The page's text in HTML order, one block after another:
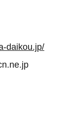
daikou.jp/